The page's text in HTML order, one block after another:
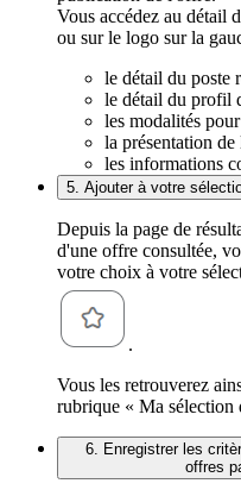
Vous accédez au détail
ou sur le logo sur la
le détail du poste
le détail du profil
les modalités
la présentation
les informations
5. Ajouter à votre
Depuis la page de
d'une offre consultée,
votre choix à votre
.
Vous les retrouverez
rubrique « Ma sélection
6. Enregistrer les
offres